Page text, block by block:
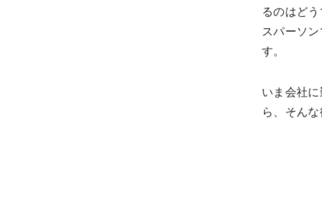
るのはど
スパーソ
す。
いま会社
ら、そん